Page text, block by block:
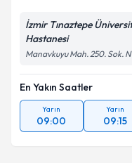
İzmir Tınaztepe
Hastanesi
Manavkuyu Mah. 250. Sok.
En Yakın Saatler
Yarın
09:00
Yarın
09:15